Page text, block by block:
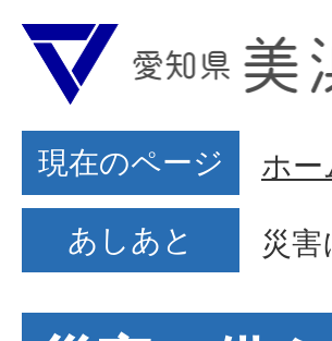
現在のページ ホー
あしあと 災